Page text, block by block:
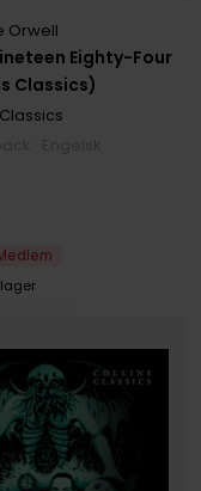
Eighty-Four
Classics)
Orwell